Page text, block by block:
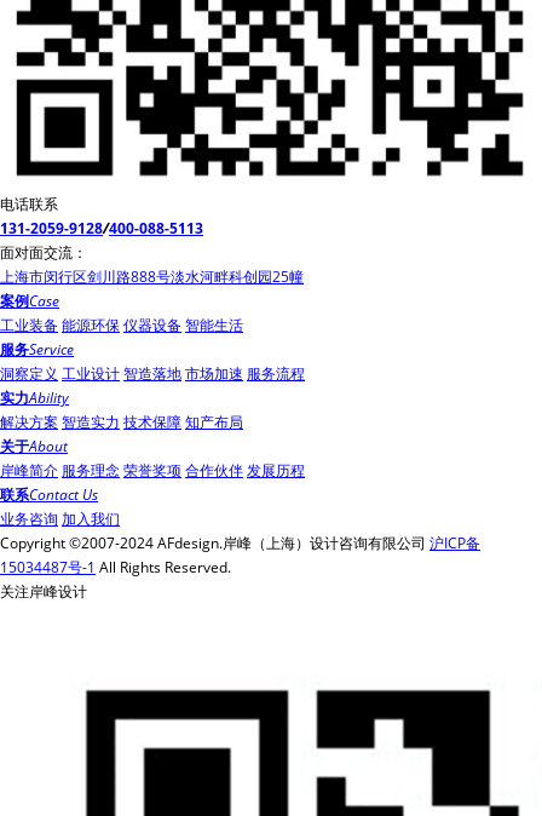
电话联系
131-2059-9128/400-088-5113
面对面交流：
上海市闵行区剑川路888号淡水河畔科创园25幢
案例Case
工业装备能源环保仪器设备智能生活
服务Service
洞察定义 工业设计智造落地市场加速 服务流程
实力Ability
解决方案 智造实力 技术保障知产布局
关于About
岸峰简介 服务理念荣誉奖项合作伙伴发展历程
联系Contact Us
业务咨询 加入我们
Copyright ©2007-2024 AFdesign.岸峰（上海）设计咨询有限公司 沪ICP备
15034487号-1 All Rights Reserved.
关注岸峰设计